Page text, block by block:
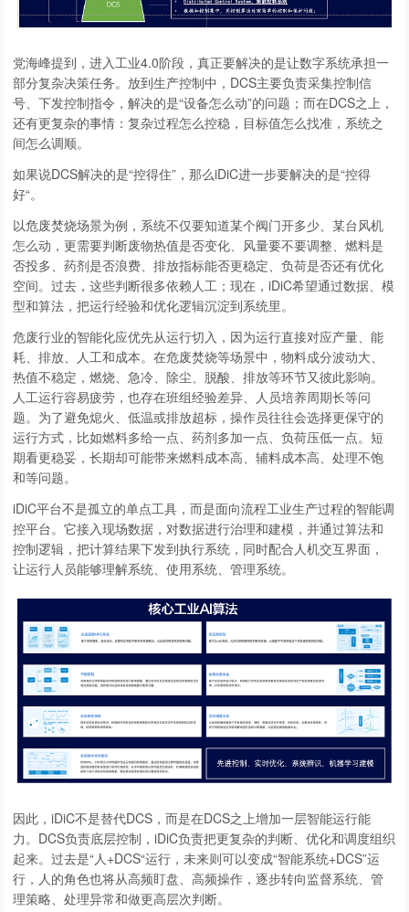
党海峰提到，进入工业4.0阶段，真正要解决的是让数字系统承担一
部分复杂决策任务。放到生产控制中，DCS主要负责采集控制信
号、下发控制指令，解决的是“设备怎么动”的问题；而在DCS之上，
还有更复杂的事情：复杂过程怎么控稳，目标值怎么找准，系统之
间怎么调顺。
如果说DCS解决的是“控得住”，那么iDiC进一步要解决的是“控得
好“。
以危废焚烧场景为例，系统不仅要知道某个阀门开多少、某台风机
怎么动，更需要判断废物热值是否变化、风量要不要调整、燃料是
否投多、药剂是否浪费、排放指标能否更稳定、负荷是否还有优化
空间。过去，这些判断很多依赖人工；现在，iDiC希望通过数据、模
型和算法，把运行经验和优化逻辑沉淀到系统里。
危废行业的智能化应优先从运行切入，因为运行直接对应产量、能
耗、排放、人工和成本。在危废焚烧等场景中，物料成分波动大、
热值不稳定，燃烧、急冷、除尘、脱酸、排放等环节又彼此影响。
人工运行容易疲劳，也存在班组经验差异、人员培养周期长等问
题。为了避免熄火、低温或排放超标，操作员往往会选择更保守的
运行方式，比如燃料多给一点、药剂多加一点、负荷压低一点。短
期看更稳妥，长期却可能带来燃料成本高、辅料成本高、处理不饱
和等问题。
iDiC平台不是孤立的单点工具，而是面向流程工业生产过程的智能调
控平台。它接入现场数据，对数据进行治理和建模，并通过算法和
控制逻辑，把计算结果下发到执行系统，同时配合人机交互界面，
让运行人员能够理解系统、使用系统、管理系统。
因此，iDiC不是替代DCS，而是在DCS之上增加一层智能运行能
力。DCS负责底层控制，iDiC负责把更复杂的判断、优化和调度组织
起来。过去是“人+DCS“运行，未来则可以变成“智能系统+DCS”运
行，人的角色也将从高频盯盘、高频操作，逐步转向监督系统、管
理策略、处理异常和做更高层次判断。